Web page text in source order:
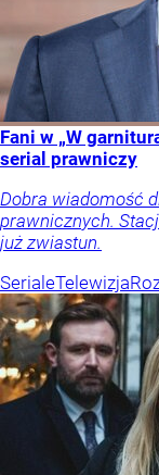
Fani w „W
serial prawniczy
Dobra wiadomość
prawnicznych.
już zwiastun.
SerialeTelewizja